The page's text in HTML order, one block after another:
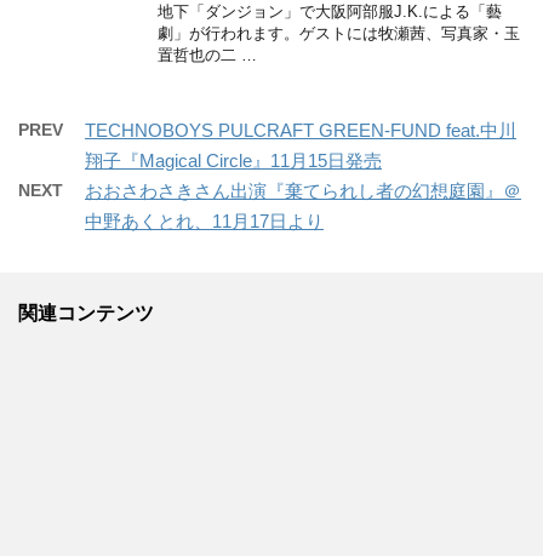
地下「ダンジョン」で大阪阿部服J.K.による「藝
劇」が行われます。ゲストには牧瀬茜、写真家・玉
置哲也の二 …
PREV
TECHNOBOYS PULCRAFT GREEN-FUND feat.中川
翔子『Magical Circle』11月15日発売
NEXT
おおさわさきさん出演『棄てられし者の幻想庭園』＠
中野あくとれ、11月17日より
関連コンテンツ